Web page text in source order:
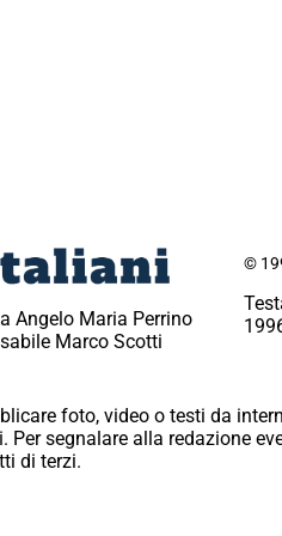
Angelo Maria Perrino
Marco Scotti
©
foto, video o testi da
segnalare alla redazione
di terzi.